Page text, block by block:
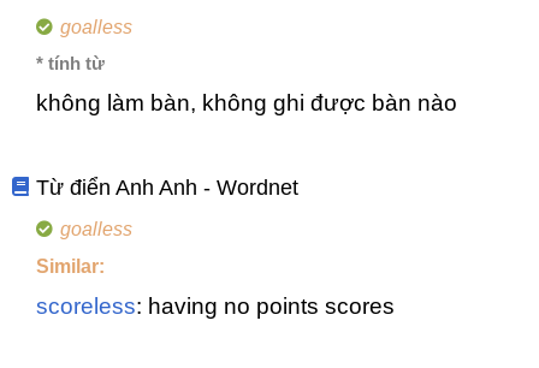
goalless
* tính từ
không làm bàn, không ghi được bàn nào
Từ điển Anh Anh - Wordnet
goalless
Similar:
scoreless: having no points scores